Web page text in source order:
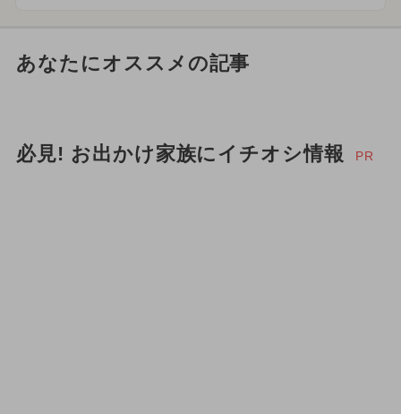
あなたにオススメの記事
必見! お出かけ家族にイチオシ情報 PR